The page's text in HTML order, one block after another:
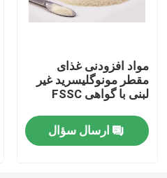
امولسیفایر درجه مواد غذایی
امولسیفایرهای غذایی طبیعی
مواد افزودنی غذای
مقطر مونوگلیسرید غیر
لبنی با گواهی FSSC
ارسال سؤال